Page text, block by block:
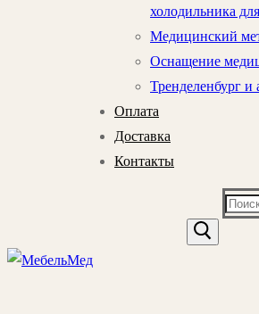
холодильника
Медицинский
Оснащение
Тренделенбург и
Оплата
Доставка
Контакты